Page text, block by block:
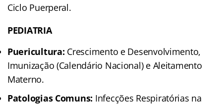
Ciclo Puerperal.
PEDIATRIA
Puericultura: Crescimento e Desenvolvimento,
Imunização (Calendário Nacional) e Aleitamento
Materno.
Patologias Comuns: Infecções Respiratórias na